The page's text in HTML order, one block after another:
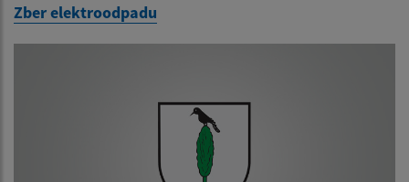
Zber elektroodpadu